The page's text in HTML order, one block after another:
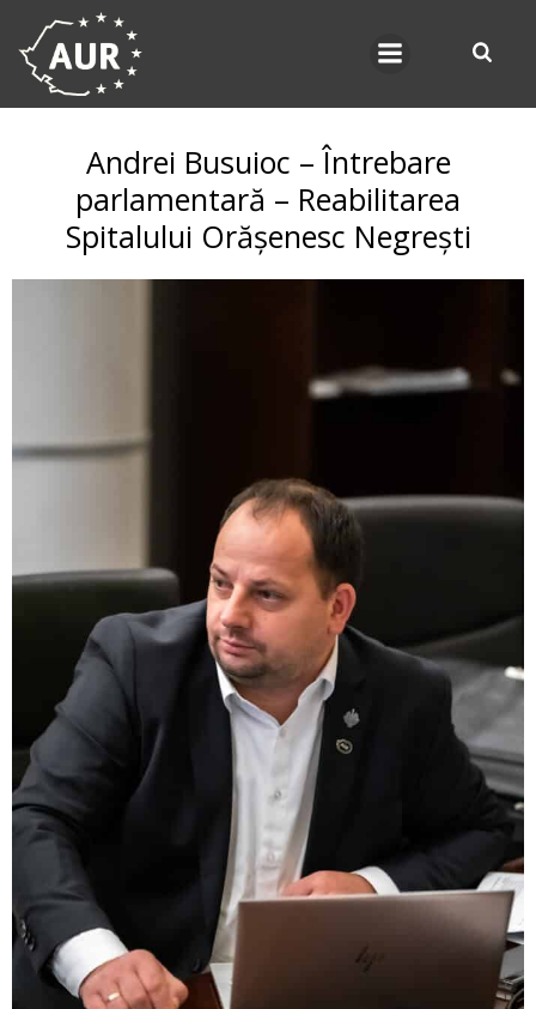
Andrei Busuioc – Întrebare
parlamentară – Reabilitarea
Spitalului Orășenesc Negrești